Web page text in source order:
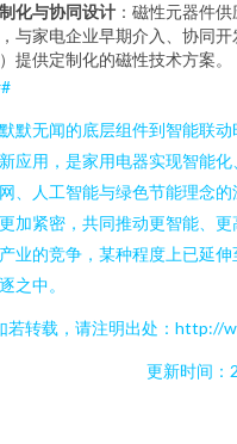
化与协同设计 ：磁性元器件
与家电企业早期介入、协同
提供定制化的磁性技术方案。
默无闻的底层组件到智能联
应用，是家用电器实现智能
、人工智能与绿色节能理念
加紧密，共同推动更智能、
业的竞争，某种程度上已延
之中。
若转载，请注明出处：http://
更新时间：